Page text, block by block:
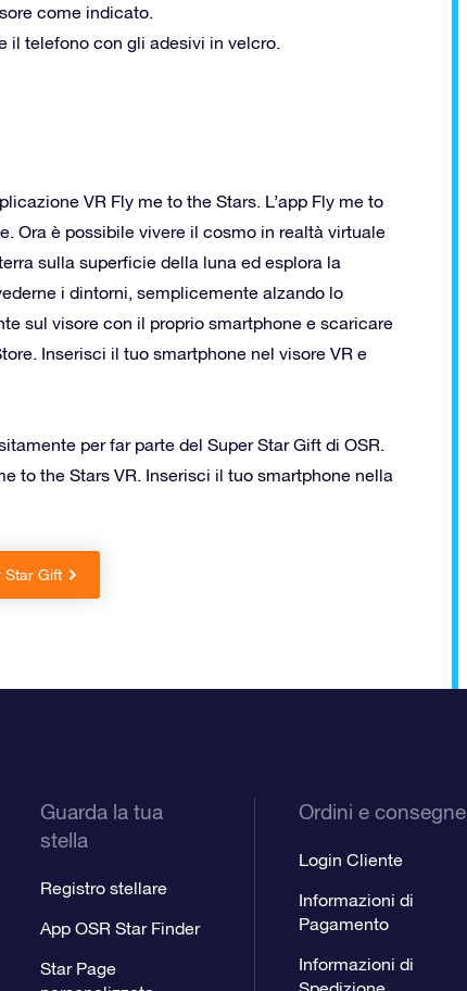
come indicato.
il telefono con gli adesivi in velcro.
VR Fly me to the Stars. L’app Fly me to
Ora è possibile vivere il cosmo in realtà virtuale
sulla superficie della luna ed esplora la
i dintorni, semplicemente alzando lo
sul visore con il proprio smartphone e scaricare
Inserisci il tuo smartphone nel visore VR e
per far parte del Super Star Gift di OSR.
to the Stars VR. Inserisci il tuo smartphone nella
Star Gift
Guarda la tua
stella
Registro stellare
App OSR Star Finder
Star Page
Ordini e consegne
Login Cliente
Informazioni di
Pagamento
Informazioni di